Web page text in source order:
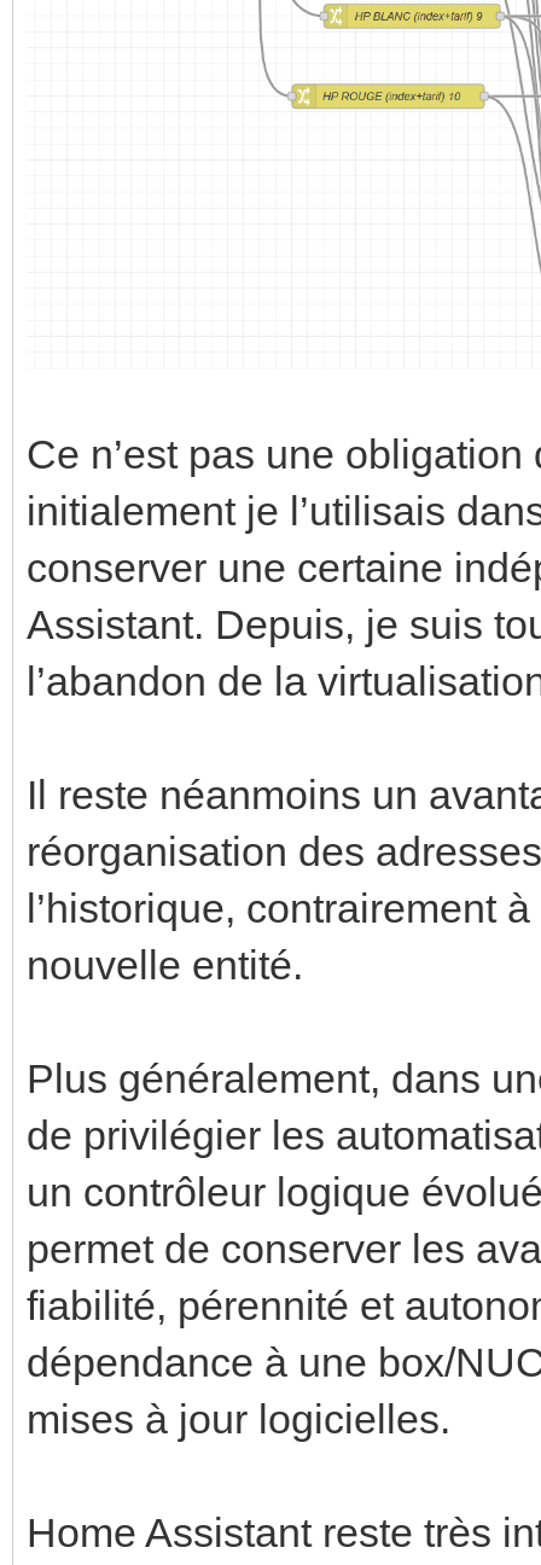
Ce n’est pas une
initialement je l’utilisais
conserver une certaine
Assistant. Depuis, je suis
l’abandon de la
Il reste néanmoins un
réorganisation des
l’historique, contrairement
nouvelle entité.
Plus généralement, dans
de privilégier les
un contrôleur logique
permet de conserver les
fiabilité, pérennité et
dépendance à une box/
mises à jour logicielles.
Home Assistant reste très